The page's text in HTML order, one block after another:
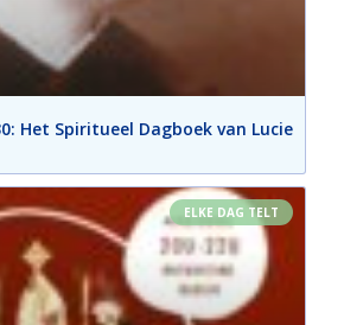
Het Spiritueel Dagboek van Lucie
ELKE DAG TELT